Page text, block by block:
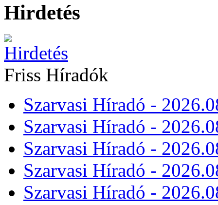
Hirdetés
Friss Híradók
Szarvasi Híradó -
Szarvasi Híradó -
Szarvasi Híradó -
Szarvasi Híradó -
Szarvasi Híradó -